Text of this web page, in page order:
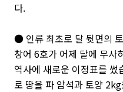
다.
● 인류 최초로 달 뒷면의
창어 6호가 어제 달에 무사
역사에 새로운 이정표를
로 땅을 파 암석과 토양